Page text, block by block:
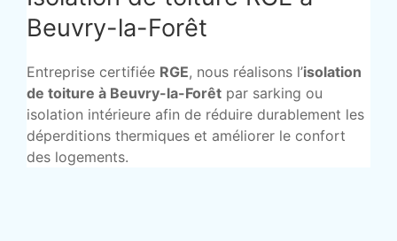
Beuvry-la-Forêt
Entreprise certifiée RGE, nous réalisons l’isolation
de toiture à Beuvry-la-Forêt par sarking ou
isolation intérieure afin de réduire durablement les
déperditions thermiques et améliorer le confort
des logements.